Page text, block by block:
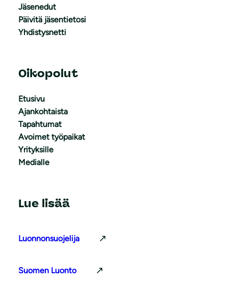
Jäsenedut
Päivitä jäsentietosi
Yhdistysnetti
Oikopolut
Etusivu
Ajankohtaista
Tapahtumat
Avoimet työpaikat
Yrityksille
Medialle
Lue lisää
Luonnonsuojelija
Suomen Luonto